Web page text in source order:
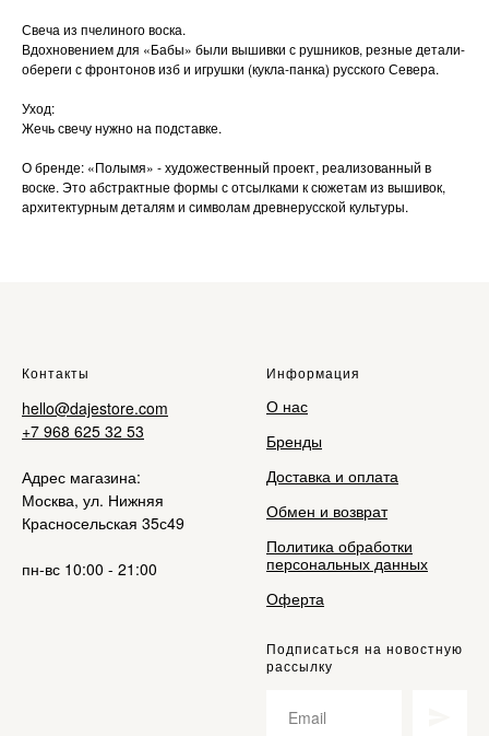
Свеча из пчелиного воска.
Вдохновением для «Бабы» были вышивки с рушников, резные детали-
обереги с фронтонов изб и игрушки (кукла-панка) русского Севера.
Уход:
Жечь свечу нужно на подставке.
О бренде: «Полымя» - художественный проект, реализованный в
воске. Это абстрактные формы с отсылками к сюжетам из вышивок,
архитектурным деталям и символам древнерусской культуры.
Контакты
hello@dajestore.com
+7 968 625 32 53
Адрес магазина:
Москва, ул. Нижняя
Красносельская 35с49
пн-вс 10:00 - 21:00
Информация
О нас
Бренды
Доставка и оплата
Обмен и возврат
Политика обработки
персональных данных
Оферта
Подписаться на новостную
рассылку